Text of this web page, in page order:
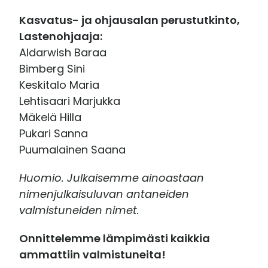
Kasvatus- ja ohjausalan perustutkinto,
Lastenohjaaja:
Aldarwish Baraa
Bimberg Sini
Keskitalo Maria
Lehtisaari Marjukka
Mäkelä Hilla
Pukari Sanna
Puumalainen Saana
Huomio. Julkaisemme ainoastaan
nimenjulkaisuluvan antaneiden
valmistuneiden nimet.
Onnittelemme lämpimästi kaikkia
ammattiin valmistuneita!